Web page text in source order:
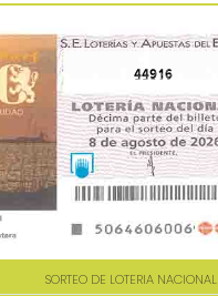
44916
SORTEO DE LOTERIA NACIONAL